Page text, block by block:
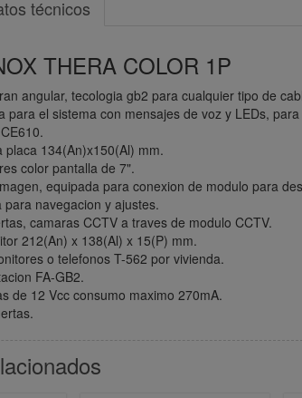
técnicos
THERA COLOR 1P
angular, tecologia gb2 para cualquier tipo de
para el sistema con mensajes de voz y LEDs,
placa 134(An)x150(Al) mm.
color pantalla de 7".
equipada para conexion de modulo para
para navegacion y ajustes.
camaras CCTV a traves de modulo CCTV.
212(An) x 138(Al) x 15(P) mm.
o telefonos T-562 por vivienda.
FA-GB2.
de 12 Vcc consumo maximo 270mA.